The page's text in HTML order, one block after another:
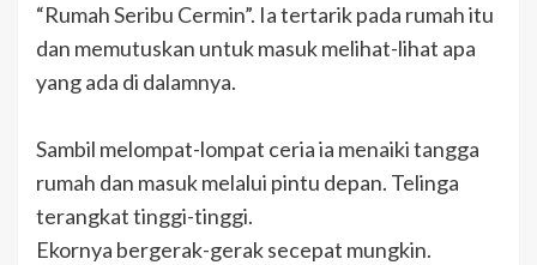
“Rumah Seribu Cermin”. Ia tertarik pada rumah itu
dan memutuskan untuk masuk melihat-lihat apa
yang ada di dalamnya.
Sambil melompat-lompat ceria ia menaiki tangga
rumah dan masuk melalui pintu depan. Telinga
terangkat tinggi-tinggi.
Ekornya bergerak-gerak secepat mungkin.